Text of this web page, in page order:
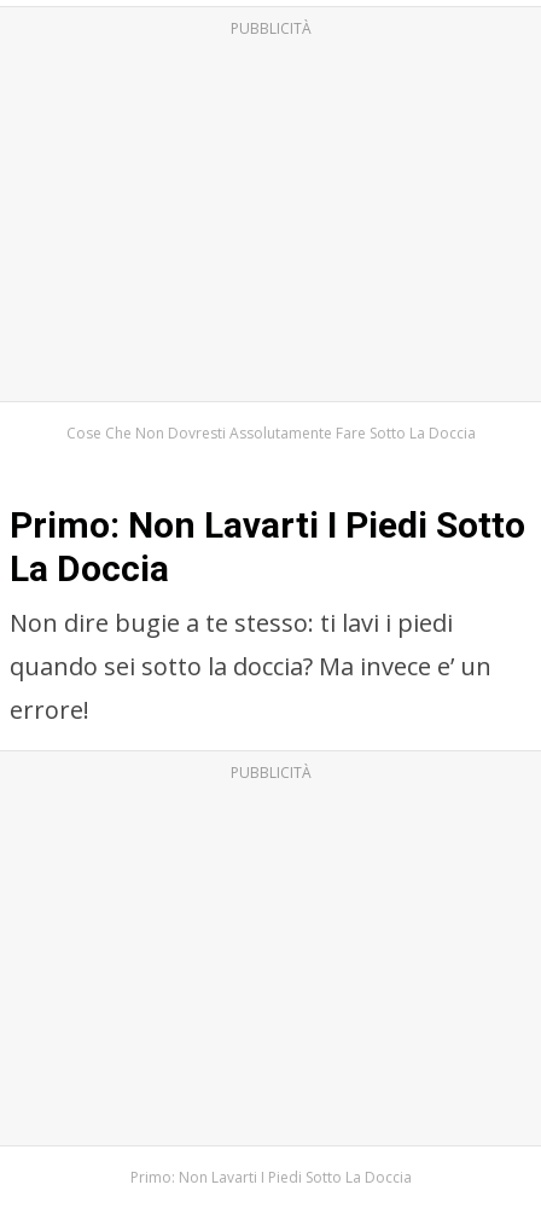
PUBBLICITÀ
Cose Che Non Dovresti Assolutamente Fare Sotto La Doccia
Primo: Non Lavarti I Piedi Sotto
La Doccia
Non dire bugie a te stesso: ti lavi i piedi
quando sei sotto la doccia? Ma invece e’ un
errore!
PUBBLICITÀ
Primo: Non Lavarti I Piedi Sotto La Doccia